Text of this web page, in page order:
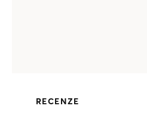
RECENZE